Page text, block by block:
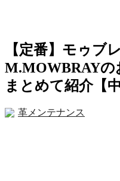
【定番】モゥブ
M.MOWBRAYの
まとめて紹介【
革メンテナンス